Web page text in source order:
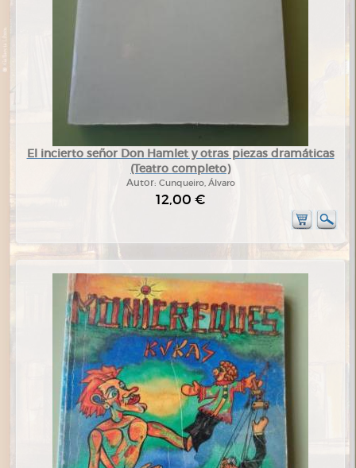
El incierto señor Don Hamlet y otras piezas dramáticas
(Teatro completo)
Autor: Cunqueiro, Álvaro
12,00 €